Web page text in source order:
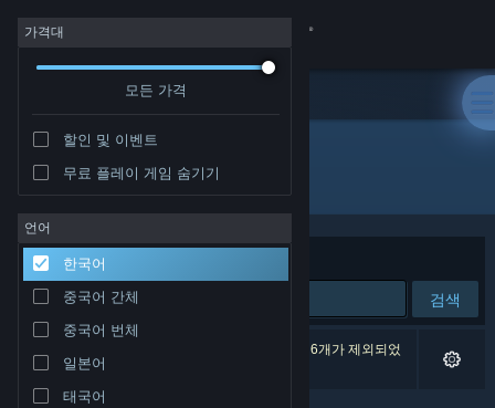
로그인
커뮤니티
정보
지원
언어 변경
Steam 모바일 앱 다운로드
가격대
모든 가격
할인 및 이벤트
무료 플레이 게임 숨기기
언어
한국어
중국어 간체
중국어 번체
일본어
태국어
개발자: 黒子ラボ
정렬 기준 연관성
검색
검색 결과가 0개 있습니다. 환경 설정에 따라 게임 6개가 제외되었
습니다.